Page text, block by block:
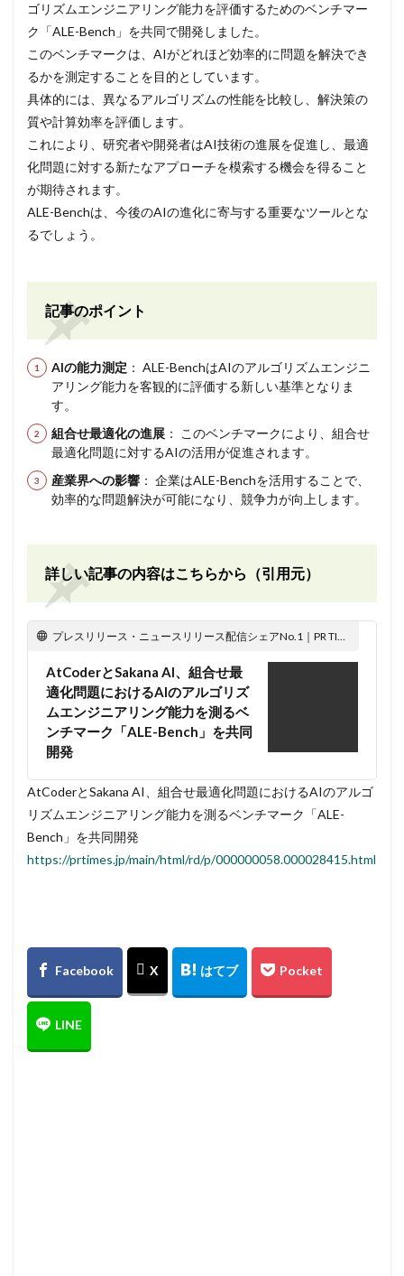
ゴリズムエンジニアリング能力を評価するためのベンチマー
ク「ALE-Bench」を共同で開発しました。
このベンチマークは、AIがどれほど効率的に問題を解決でき
るかを測定することを目的としています。
具体的には、異なるアルゴリズムの性能を比較し、解決策の
質や計算効率を評価します。
これにより、研究者や開発者はAI技術の進展を促進し、最適
化問題に対する新たなアプローチを模索する機会を得ること
が期待されます。
ALE-Benchは、今後のAIの進化に寄与する重要なツールとな
るでしょう。
記事のポイント
AIの能力測定 ： ALE-BenchはAIのアルゴリズムエンジニ
アリング能力を客観的に評価する新しい基準となりま
す。
組合せ最適化の進展 ： このベンチマークにより、組合せ
最適化問題に対するAIの活用が促進されます。
産業界への影響 ： 企業はALE-Benchを活用することで、
効率的な問題解決が可能になり、競争力が向上します。
詳しい記事の内容はこちらから（引用元）
プレスリリース・ニュースリリース配信シェアNo.1｜PR TIMES
AtCoderとSakana AI、組合せ最
適化問題におけるAIのアルゴリズ
ムエンジニアリング能力を測るベ
ンチマーク「ALE-Bench」を共同
開発
AtCoderとSakana AI、組合せ最適化問題におけるAIのアルゴ
リズムエンジニアリング能力を測るベンチマーク「ALE-
Bench」を共同開発
https://prtimes.jp/main/html/rd/p/000000058.000028415.html